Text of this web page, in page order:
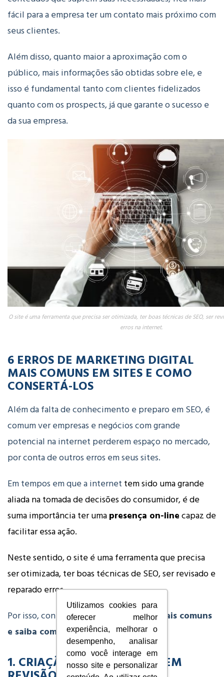
Utilizamos cookies para
oferecer melhor
experiência, melhorar o
desempenho, analisar
como você interage em
nosso site e personalizar
fácil para a empresa ter um contato mais próximo com
seus clientes.
Além disso, quanto maior a aproximação com o
público, mais informações são obtidas sobre ele, e
isso é fundamental tanto com clientes fidelizados
quanto com os prospects, já que garante o sucesso e
da sua empresa.
O site é uma ferramenta que precisa ser otimizada, ter boas técnicas de SEO, ser
erros na internet.
6 ERROS DE MARKETING DIGITAL
MAIS COMUNS EM SITES E COMO
CONSERTÁ-LOS
Além da falta de conhecimento e preparo em SEO, é
comum ver empresas e negócios com grande
potencial na internet perderem espaço no mercado,
por conta de outros erros em seus sites.
Em tempos em que a internet tem sido uma grande
aliada na tomada de decisões do consumidor, é de
suma importância ter umapresença on-linecapaz de
facilitar essa ação.
Neste sentido, o site é uma ferramenta que precisa
ser otimizada, ter boas técnicas de SEO, ser revisado e
reparado erros.
Por isso, conheça6 erros na internet mais comuns
e saiba como consertá-losem se site!
1. CRIAÇÃO EM EXCESSO E SEM